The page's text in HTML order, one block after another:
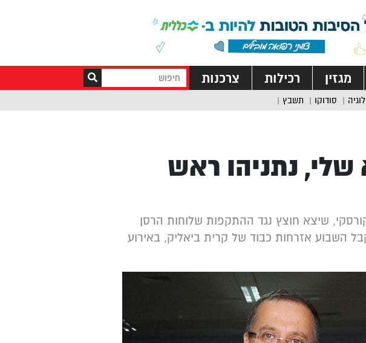
מגזין רכילות צרכנות
סודוקו תשבץ
שלי, נתניהו ראש
שיצא חוצץ נגד ההתקפות שלוחות הרסן
השבוע אזרחות כבוד של קרית ביאליק, באירוע